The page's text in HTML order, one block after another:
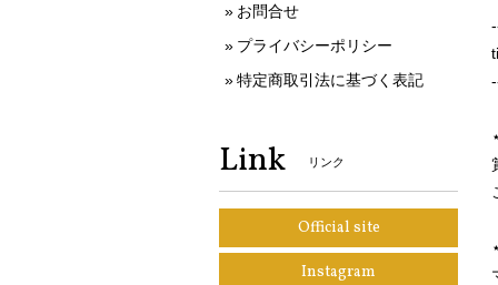
お問合せ
プライバシーポリシー
特定商取引法に基づく表記
Link リンク
Official site
Instagram